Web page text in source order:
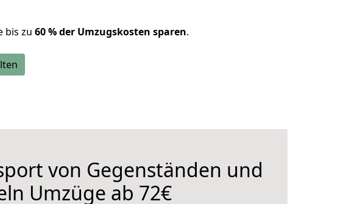
bis zu 60 % der Umzugskosten sparen.
von Gegenständen und
Umzüge ab 72€